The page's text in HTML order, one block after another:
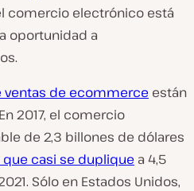
comercio electrónico está
oportunidad a
de ecommerce están
2017, el comercio
de 2,3 billones de dólares
que casi se duplique a 4,5
Sólo en Estados Unidos,